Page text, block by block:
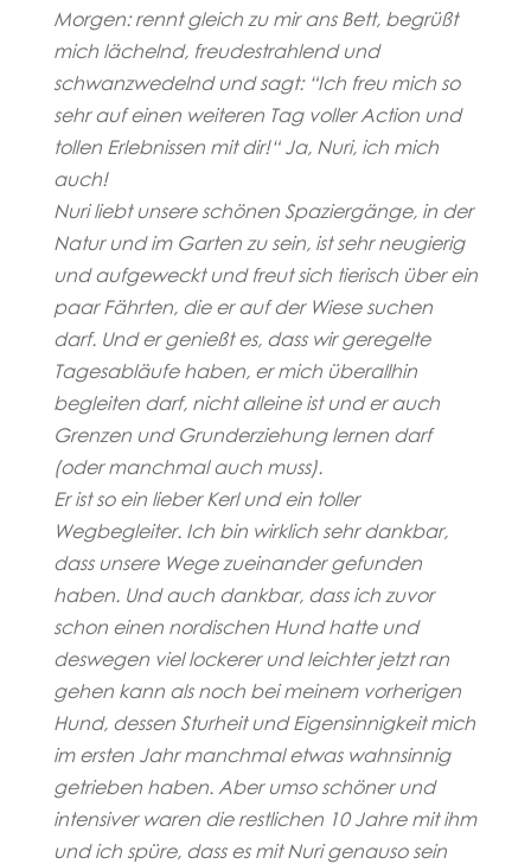
Morgen: rennt gleich zu mir ans Bett, begrüßt
mich lächelnd, freudestrahlend und
schwanzwedelnd und sagt: “Ich freu mich so
sehr auf einen weiteren Tag voller Action und
tollen Erlebnissen mit dir!“ Ja, Nuri, ich mich
auch!
Nuri liebt unsere schönen Spaziergänge, in der
Natur und im Garten zu sein, ist sehr neugierig
und aufgeweckt und freut sich tierisch über ein
paar Fährten, die er auf der Wiese suchen
darf. Und er genießt es, dass wir geregelte
Tagesabläufe haben, er mich überallhin
begleiten darf, nicht alleine ist und er auch
Grenzen und Grunderziehung lernen darf
(oder manchmal auch muss).
Er ist so ein lieber Kerl und ein toller
Wegbegleiter. Ich bin wirklich sehr dankbar,
dass unsere Wege zueinander gefunden
haben. Und auch dankbar, dass ich zuvor
schon einen nordischen Hund hatte und
deswegen viel lockerer und leichter jetzt ran
gehen kann als noch bei meinem vorherigen
Hund, dessen Sturheit und Eigensinnigkeit mich
im ersten Jahr manchmal etwas wahnsinnig
getrieben haben. Aber umso schöner und
intensiver waren die restlichen 10 Jahre mit ihm
und ich spüre, dass es mit Nuri genauso sein